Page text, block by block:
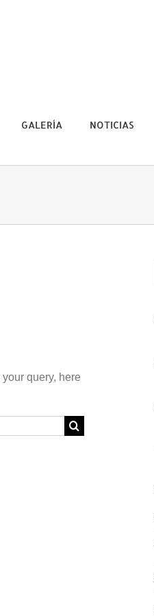
GALERÍA NOTICIAS
query, here